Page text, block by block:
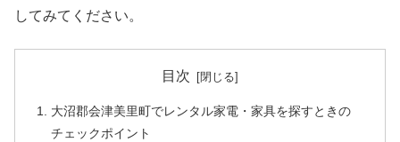
してみてください。
目次
大沼郡会津美里町でレンタル家電・家具を探すときの
チェックポイント